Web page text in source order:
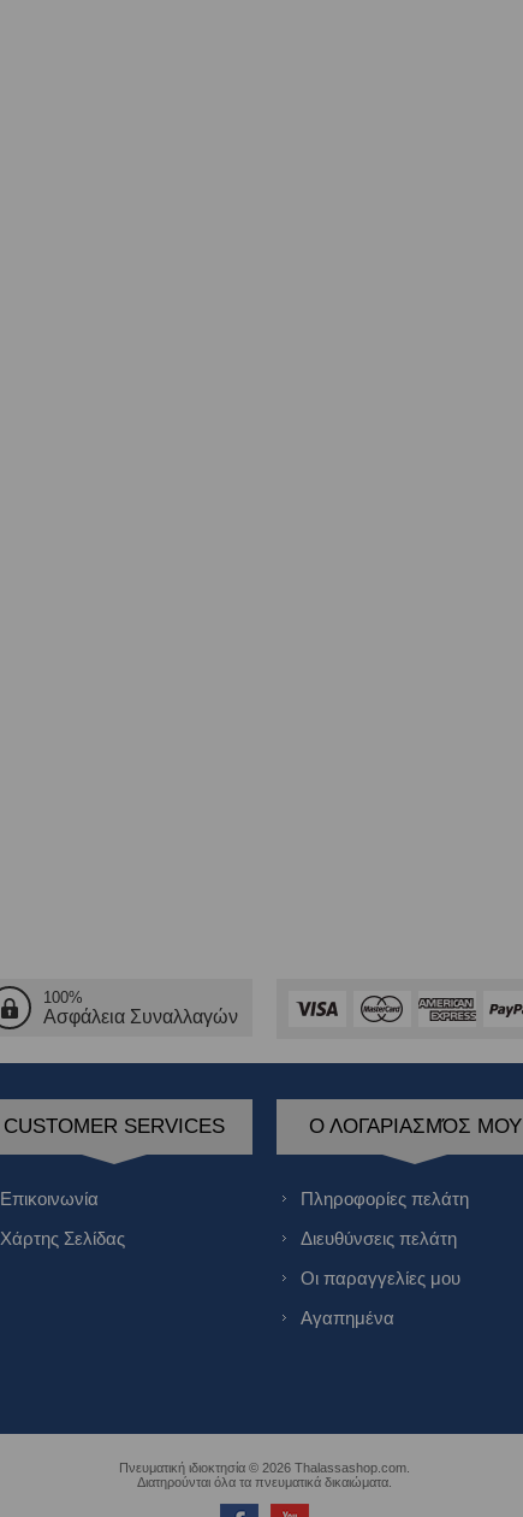
100%
Ασφάλεια Συναλλαγών
CUSTOMER SERVICES
Επικοινωνία
Χάρτης Σελίδας
Ο ΛΟΓΑΡΙΑΣΜΌΣ ΜΟΥ
Πληροφορίες πελάτη
Διευθύνσεις πελάτη
Οι παραγγελίες μου
Αγαπημένα
Πνευματική ιδιοκτησία © 2026 Thalassashop.com.
Διατηρούνται όλα τα πνευματικά δικαιώματα.